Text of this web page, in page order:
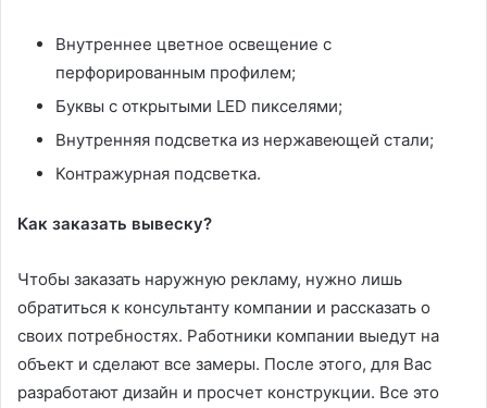
Внутреннее цветное освещение с
перфорированным профилем;
Буквы с открытыми LED пикселями;
Внутренняя подсветка из нержавеющей стали;
Контражурная подсветка.
Как заказать вывеску?
Чтобы заказать наружную рекламу, нужно лишь
обратиться к консультанту компании и рассказать о
своих потребностях. Работники компании выедут на
объект и сделают все замеры. После этого, для Вас
разработают дизайн и просчет конструкции. Все это